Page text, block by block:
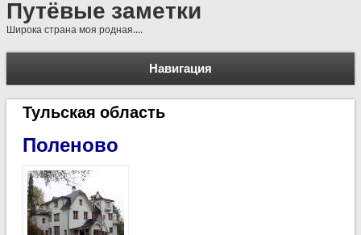
Путёвые заметки
Широка страна моя родная....
Навигация
Тульская область
Поленово